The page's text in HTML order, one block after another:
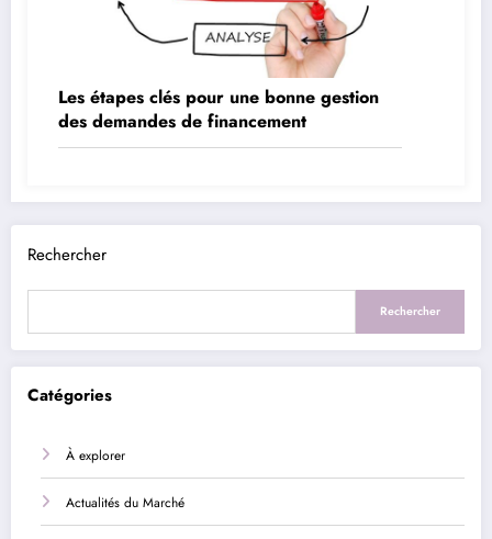
Les étapes clés pour une bonne gestion
des demandes de financement
Rechercher
Rechercher
Catégories
À explorer
Actualités du Marché